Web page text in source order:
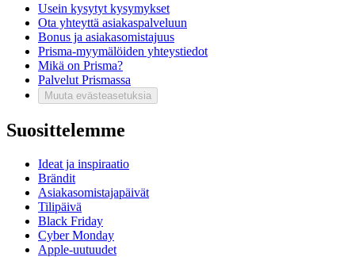
Usein kysytyt kysymykset
Ota yhteyttä asiakaspalveluun
Bonus ja asiakasomistajuus
Prisma-myymälöiden yhteystiedot
Mikä on Prisma?
Palvelut Prismassa
Muuta evästeasetuksia
Suosittelemme
Ideat ja inspiraatio
Brändit
Asiakasomistajapäivät
Tilipäivä
Black Friday
Cyber Monday
Apple-uutuudet